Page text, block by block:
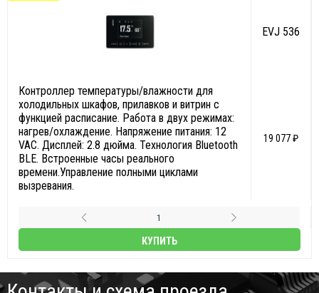
EVJ 536
Контроллер температуры/влажности для
холодильных шкафов, прилавков и витрин с
функцией расписание. Работа в двух режимах:
нагрев/охлаждение. Напряжение питания: 12
VAC. Дисплей: 2.8 дюйма. Технология Bluetooth
BLE. Встроенные часы реального
времени.Управление полными циклами
вызревания.
19 077 ₽
КУПИТЬ